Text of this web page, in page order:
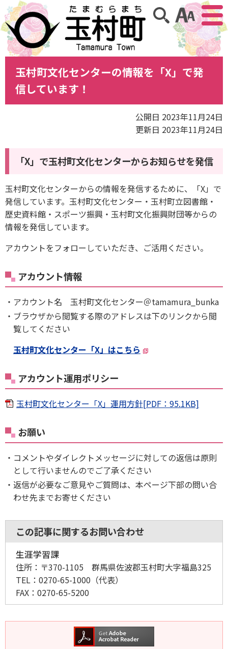
アクセ
サイト内検索
玉村町文化センターの情報を「X」で発
信しています！
公開日 2023年11月24日
更新日 2023年11月24日
「X」で玉村町文化センターからお知らせを発信
玉村町文化センターからの情報を発信するために、「X」で
発信しています。玉村町文化センター・玉村町立図書館・
歴史資料館・スポーツ振興・玉村町文化振興財団等からの
情報を発信しています。
アカウントをフォローしていただき、ご活用ください。
アカウント情報
アカウント名 玉村町文化センター＠tamamura_bunka
ブラウザから閲覧する際のアドレスは下のリンクから閲
覧してください
玉村町文化センター「X」はこちら
アカウント運用ポリシー
玉村町文化センター「X」運用方針[PDF：95.1KB]
お願い
コメントやダイレクトメッセージに対しての返信は原則
として行いませんのでご了承ください
返信が必要なご意見やご質問は、本ページ下部の問い合
わせ先までお寄せください
この記事に関するお問い合わせ
生涯学習課
住所： 〒370-1105 群馬県佐波郡玉村町大字福島325
TEL： 0270-65-1000 （代表）
FAX： 0270-65-5200